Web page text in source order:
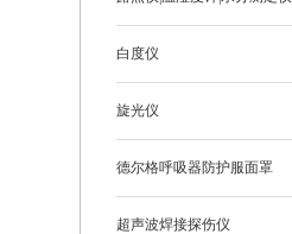
白度仪
旋光仪
德尔格呼吸器防护服面罩
超声波焊接探伤仪